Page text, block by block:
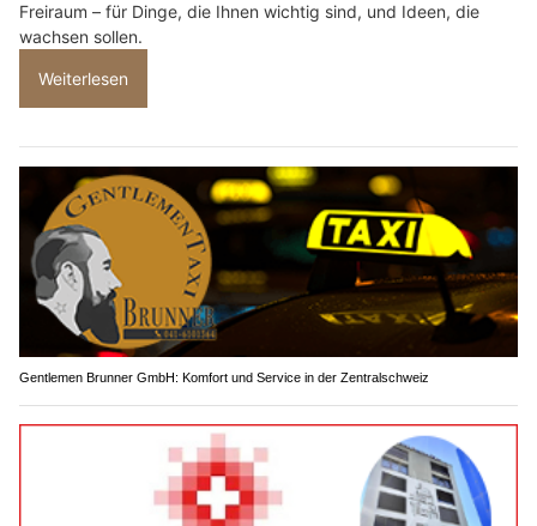
Freiraum – für Dinge, die Ihnen wichtig sind, und Ideen, die
wachsen sollen.
Weiterlesen
Gentlemen Brunner GmbH: Komfort und Service in der Zentralschweiz